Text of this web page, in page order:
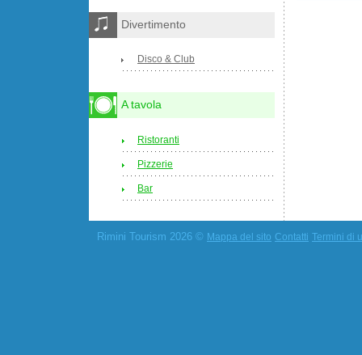
Divertimento
Disco & Club
A tavola
Ristoranti
Pizzerie
Bar
Rimini Tourism 2026 © Mappa del sito Contatti Termini di